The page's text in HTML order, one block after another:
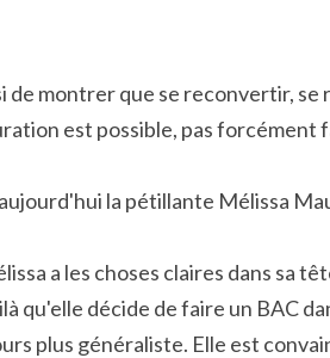
de montrer que se reconvertir,
est possible, pas forcément
la pétillante Mélissa
a les choses claires dans sa
qu'elle décide de faire un BAC
plus généraliste. Elle est